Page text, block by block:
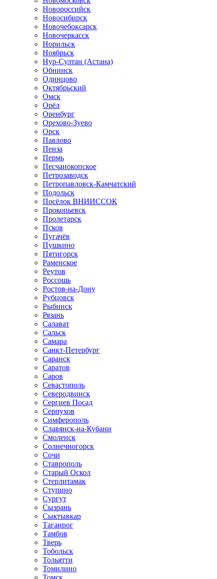
Новороссийск
Новосибирск
Новочебоксарск
Новочеркасск
Норильск
Ноябрьск
Нур-Султан (Астана)
Обнинск
Одинцово
Октябрьский
Омск
Орёл
Оренбург
Орехово-Зуево
Орск
Павлово
Пенза
Пермь
Песчанокопское
Петрозаводск
Петропавловск-Камчатский
Подольск
Посёлок ВНИИССОК
Прокопьевск
Пролетарск
Псков
Пугачёв
Пушкино
Пятигорск
Раменское
Реутов
Россошь
Ростов-на-Дону
Рубцовск
Рыбинск
Рязань
Салават
Сальск
Самара
Санкт-Петербург
Саранск
Саратов
Саров
Севастополь
Северодвинск
Сергиев Посад
Серпухов
Симферополь
Славянск-на-Кубани
Смоленск
Солнечногорск
Сочи
Ставрополь
Старый Оскол
Стерлитамак
Ступино
Сургут
Сызрань
Сыктывкар
Таганрог
Тамбов
Тверь
Тобольск
Тольятти
Томилино
Томск